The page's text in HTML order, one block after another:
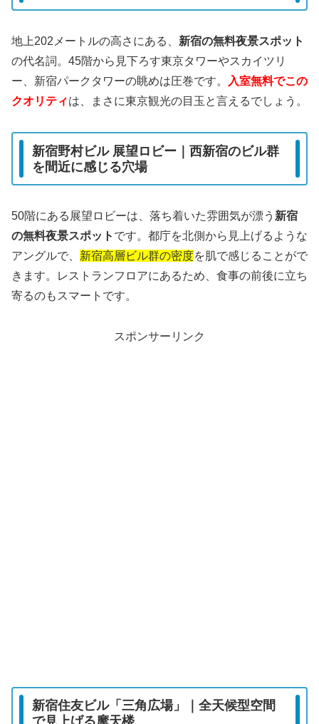
地上202メートルの高さにある、 新宿の無料夜景スポット
の代名詞。45階から見下ろす東京タワーやスカイツリ
ー、新宿パークタワーの眺めは圧巻です。
入室無料でこの
クオリティは、まさに東京観光の目玉と言えるでしょう。
新宿野村ビル 展望ロビー｜西新宿のビル群
を間近に感じる穴場
50階にある展望ロビーは、落ち着いた雰囲気が漂う 新宿
の無料夜景スポット です。都庁を北側から見上げるような
アングルで、 新宿高層ビル群の密度を肌で感じることがで
きます。レストランフロアにあるため、食事の前後に立ち
寄るのもスマートです。
スポンサーリンク
新宿住友ビル「三角広場」｜全天候型空間